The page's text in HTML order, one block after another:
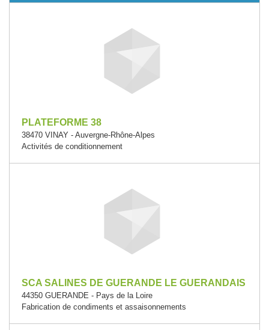
PLATEFORME 38
38470 VINAY - Auvergne-Rhône-Alpes
Activités de conditionnement
SCA SALINES DE GUERANDE LE GUERANDAIS
44350 GUERANDE - Pays de la Loire
Fabrication de condiments et assaisonnements